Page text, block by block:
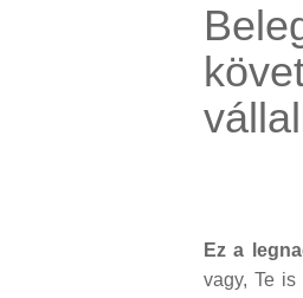
Ez a
vagy, Te